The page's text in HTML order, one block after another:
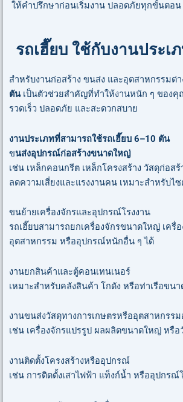
ให้คำปรึกษาก่อนเริ่มงาน ปลอดภัยทุกขั้นตอน
รถเฮี๊ยบ ใช้กับงานประเ
สำหรับงานก่อสร้าง ขนส่ง และอุตสาหกรรมต่า
ตันเป็นตัวช่วยสำคัญที่ทำให้งานหนัก ๆ ของคุ
รวดเร็ว ปลอดภัย และสะดวกสบาย
งานประเภทที่สามารถใช้รถเฮี๊ยบ 6–10 ตัน
ขนส่งอุปกรณ์ก่อสร้างขนาดใหญ่
เช่น เหล็กคอนกรีต เหล็กโครงสร้าง วัสดุก่อส
ลดความเสี่ยงและแรงงานคน เหมาะสำหรับไ
ขนย้ายเครื่องจักรและอุปกรณ์โรงงาน
รถเฮี๊ยบสามารถยกเครื่องจักรขนาดใหญ่ เครื่
อุตสาหกรรม หรืออุปกรณ์หนักอื่น ๆ ได้
งานยกสินค้าและตู้คอนเทนเนอร์
เหมาะสำหรับคลังสินค้า โกดัง หรือท่าเรือขนา
งานขนส่งวัสดุทางการเกษตรหรืออุตสาหกรร
เช่น เครื่องจักรแปรรูป ผลผลิตขนาดใหญ่ หรื
งานติดตั้งโครงสร้างหรืออุปกรณ์
เช่น การติดตั้งเสาไฟฟ้า แท็งก์น้ำ หรืออุปกรณ์